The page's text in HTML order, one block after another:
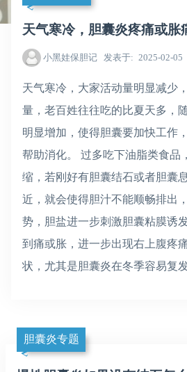
天气寒冷，胆囊炎疼痛或胀
小黑娃保胆记 发表于 2025-02-05
天气寒冷，大家活动量明显减少
量，老百姓往往吃的比夏天多，
明显增加，使得胆囊要加快工作
帮助消化。 过多吃下油脂类食品
缩，若刚好有胆囊结石或者胆囊
近，就会使得胆汁不能顺畅排出
势，胆盐进一步刺激胆囊粘膜诱
到痛或胀，进一步出现右上腹疼
状，尤其是胆囊炎在冬季容易复发
胆囊炎专题